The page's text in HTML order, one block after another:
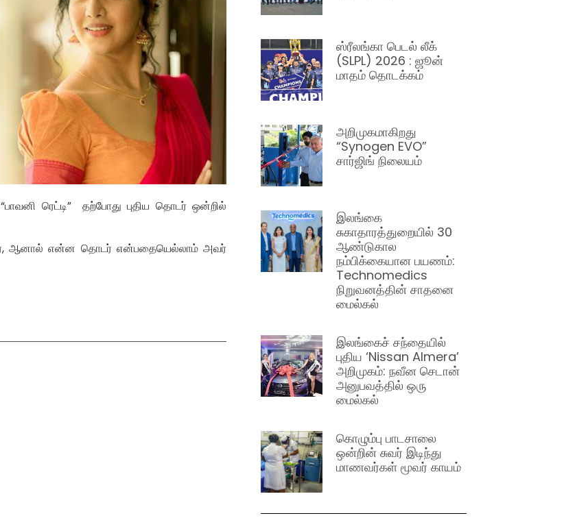
ரெட்டி” தற்போது புதிய தொடர் ஒன்றில்
ஆனால் என்ன தொடர் என்பதையெல்லாம் அவர்
ஸ்ரீலங்கா பெடல் லீக்
(SLPL) 2026 : ஜூன்
மாதம் தொடக்கம்
அறிமுகமாகிறது
“Synogen EVO”
சார்ஜிங் நிலையம்
இலங்கை
சுகாதாரத்துறையில் 30
ஆண்டுகால
நம்பிக்கையான பயணம்:
Technomedics
நிறுவனத்தின் சாதனை
மைல்கல்
இலங்கைச் சந்தையில்
புதிய ‘Nissan Almera’
அறிமுகம்: நவீன செடான்
அனுபவத்தில் ஒரு
மைல்கல்
கொழும்பு பாடசாலை
ஒன்றின் சுவர் இடிந்து
மாணவர்கள் மூவர் காயம்